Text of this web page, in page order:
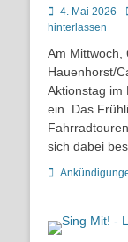
Posted
on
4. Mai 2026
hinterlassen
Am Mittwoch,
Hauenhorst/
Aktionstag im
ein. Das
sich dabei
Kategorien